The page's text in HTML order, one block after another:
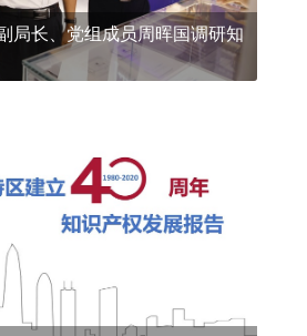
局长、党组成员周晖国调研知